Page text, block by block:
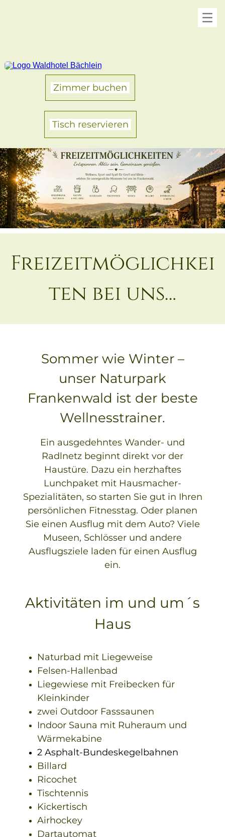
Zimmer buchen
Tisch reservieren
Freizeitmöglichkei
ten bei uns…
Sommer wie Winter –
unser Naturpark
Frankenwald ist der beste
Wellnesstrainer.
Ein ausgedehntes Wander- und
Radlnetz beginnt direkt vor der
Haustüre. Dazu ein herzhaftes
Lunchpaket mit Hausmacher-
Spezialitäten, so starten Sie gut in Ihren
persönlichen Fitnesstag. Oder planen
Sie einen Ausflug mit dem Auto? Viele
Museen, Schlösser und andere
Ausflugsziele laden für einen Ausflug
ein.
Aktivitäten im und um´s
Haus
Naturbad mit Liegeweise
Felsen-Hallenbad
Liegewiese mit Freibecken für
Kleinkinder
zwei Outdoor Fasssaunen
Indoor Sauna mit Ruheraum und
Wärmekabine
2 Asphalt-Bundeskegelbahnen
Billard
Ricochet
Tischtennis
Kickertisch
Airhockey
Dartautomat